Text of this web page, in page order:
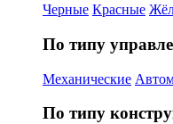
Черные Красные
По типу
Механические
По типу